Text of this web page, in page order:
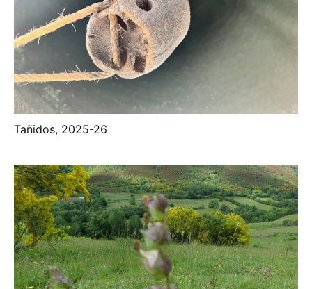
Tañidos, 2025-26